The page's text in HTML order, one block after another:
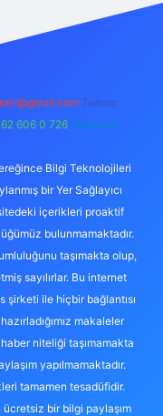
Teams:
606 0 726 Telegram:
Bilgi Teknolojileri
bir Yer Sağlayıcı
içerikleri proaktif
bulunmamaktadır.
taşımakta olup,
sayılırlar. Bu internet
şirketi ile hiçbir bağlantısı
makaleler
niteliği taşımamakta
yapılmamaktadır.
tamamen tesadüfidir.
bir bilgi paylaşım